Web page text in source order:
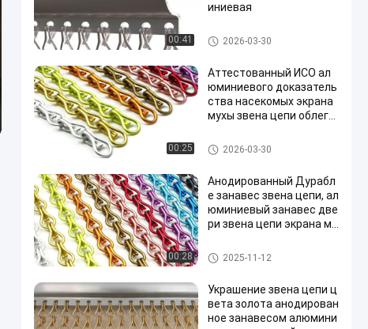
00:41
иниевая
занавес звена цепи
2026-03-30
00:25
Аттестованный ИСО ал
юминиевого доказатель
ства насекомых экрана
мухы звена цепи облегч
занавес звена цепи
2026-03-30
00:28
Анодированный Дурабл
е занавес звена цепи, ал
юминиевый занавес две
ри звена цепи экрана му
занавес звена цепи
2025-11-12
Украшение звена цепи ц
вета золота анодирован
ное занавесом алюмини